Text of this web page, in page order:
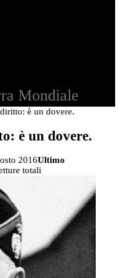
Mondiale
è un dovere.
è un dovere.
2016Ultimo
totali